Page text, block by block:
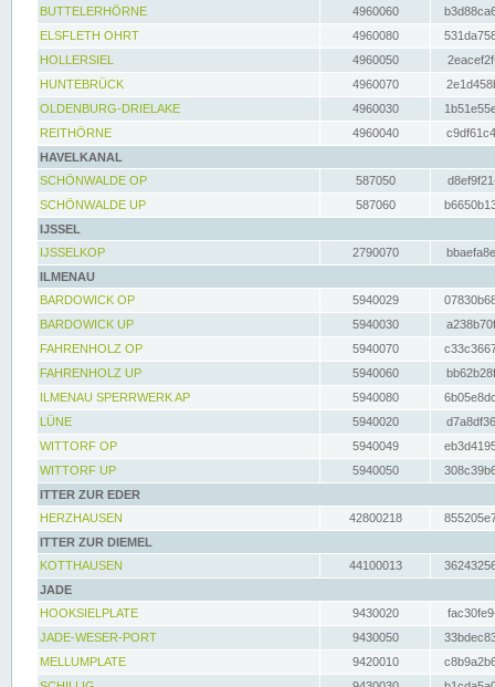
BUTTELERHÖRNE
4960060
ELSFLETH OHRT
4960080
HOLLERSIEL
4960050
HUNTEBRÜCK
4960070
OLDENBURG-DRIELAKE
4960030
REITHÖRNE
4960040
HAVELKANAL
SCHÖNWALDE OP
587050
SCHÖNWALDE UP
587060
IJSSEL
IJSSELKOP
2790070
ILMENAU
BARDOWICK OP
5940029
BARDOWICK UP
5940030
FAHRENHOLZ OP
5940070
FAHRENHOLZ UP
5940060
ILMENAU SPERRWERK AP
5940080
LÜNE
5940020
WITTORF OP
5940049
WITTORF UP
5940050
ITTER ZUR EDER
HERZHAUSEN
42800218
ITTER ZUR DIEMEL
KOTTHAUSEN
44100013
JADE
HOOKSIELPLATE
9430020
JADE-WESER-PORT
9430050
MELLUMPLATE
9420010